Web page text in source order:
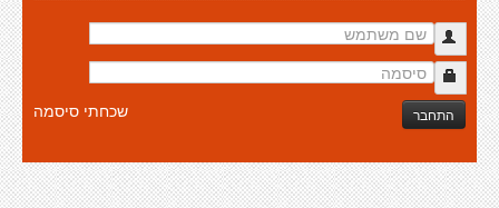
התחבר שכחתי סיסמה